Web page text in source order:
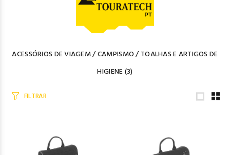
ACESSÓRIOS DE VIAGEM/CAMPISMO/TOALHAS E ARTIGOS DE
HIGIENE(3)
FILTRAR